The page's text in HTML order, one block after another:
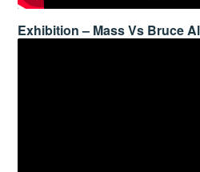
Exhibition – Mass Vs Bruce